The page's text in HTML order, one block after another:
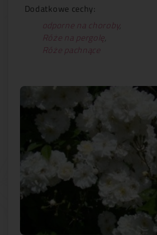
Dodatkowe cechy:
odporne na choroby,
Róże na pergolę,
Róże pachnące